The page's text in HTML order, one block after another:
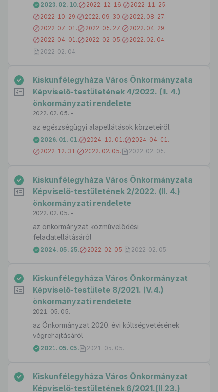
2023. 02. 10. 2022. 12. 16.
2022. 11. 25.
2022. 10. 29.
2022. 09. 30.
2022. 08. 27.
2022. 07. 01.
2022. 05. 27.
2022. 04. 29.
2022. 04. 01.
2022. 02. 05.
2022. 02. 04.
2022. 02. 04.
Kiskunfélegyháza Város Önkormányzata
Képviselő-testületének 4/2022. (II. 4.)
önkormányzati rendelete
2022. 02. 05. –
az egészségügyi alapellátások körzeteiről
2026. 01. 01. 2024. 10. 01.
2024. 04. 01.
2022. 12. 31.
2022. 02. 05. 2022. 02. 05.
Kiskunfélegyháza Város Önkormányzata
Képviselő-testületének 2/2022. (II. 4.)
önkormányzati rendelete
2022. 02. 05. –
az önkormányzat közművelődési
feladatellátásáról
2024. 05. 25. 2022. 02. 05. 2022. 02. 05.
Kiskunfélegyháza Város Önkormányzat
Képviselő-testülete 8/2021. (V.4.)
önkormányzati rendelete
2021. 05. 05. –
az Önkormányzat 2020. évi költségvetésének
végrehajtásáról
2021. 05. 05. 2021. 05. 05.
Kiskunfélegyháza Város Önkormányzat
Képviselő-testületének 6/2021.(II.23.)